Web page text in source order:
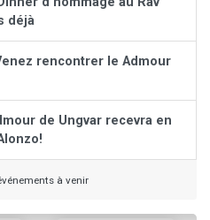
déjà
rencontrer le Admour
de Ungvar recevra en
à venir